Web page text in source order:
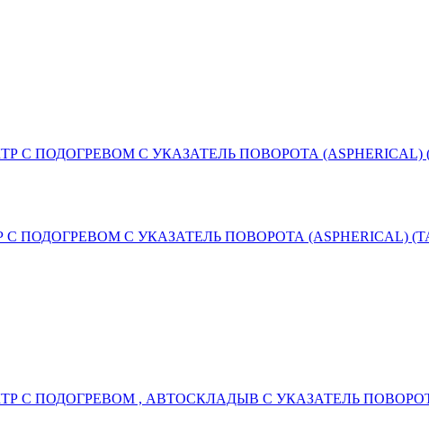
С УКАЗАТЕЛЬ ПОВОРОТА (ASPHERICAL)